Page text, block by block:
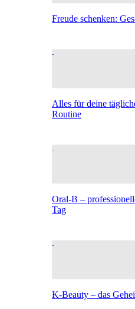
Freude schenken:
Alles für deine
Routine
Oral-B –
Tag
K-Beauty – das